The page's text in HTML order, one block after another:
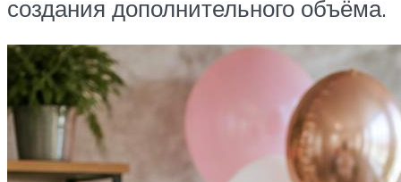
создания дополнительного объёма.